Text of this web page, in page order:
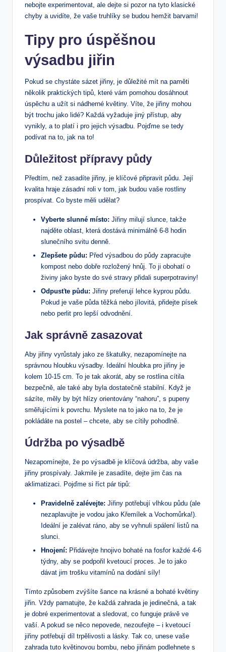
nebojte experimentovat, ale dejte si pozor na tyto klasické
chyby a uvidíte, že vaše truhlíky se budou hemžit barvami!
Tipy pro úspěšnou
výsadbu jiřin
Pokud se chystáte sázet jiřiny, je důležité mít na paměti
několik praktických tipů, které vám pomohou dosáhnout
úspěchu a užít si nádherné květiny. Víte, že jiřiny mohou
být trochu jako lidé? Každá vyžaduje jiný přístup, aby
vynikly, a to platí i pro jejich výsadbu. Pojďme se tedy
podívat na to, jak na to!
Důležitost přípravy půdy
Předtím, než zasadíte jiřiny, je klíčové připravit půdu. Její
kvalita hraje zásadní roli v tom, jak budou vaše rostliny
prospívat. Co byste měli udělat?
Vyberte slunné místo: Jiřiny milují slunce, takže
najděte oblast, která dostává minimálně 6-8 hodin
slunečního svitu denně.
Zlepšete půdu: Před výsadbou do půdy zapracujte
kompost nebo dobře rozložený hnůj. To ji obohatí o
živiny jako byste do své stravy přidali superpotraviny!
Odpusťte půdu: Jiřiny preferují lehce kyprou půdu.
Pokud je vaše půda těžká nebo jílovitá, přidejte písek
nebo perlit pro lepší odvodnění.
Jak správně zasazovat
Aby jiřiny vyrůstaly jako ze škatulky, nezapomínejte na
správnou hloubku výsadby. Ideální hloubka pro jiřiny je
kolem 10-15 cm. To je tak akorát, aby se rostlina cítila
bezpečně, ale také aby byla dostatečně stabilní. Když je
sázíte, měly by být hlízy orientovány “nahoru”, s pupeny
směřujícími k povrchu. Myslete na to jako na to, že je
pokládáte na postel – chcete, aby se cítily pohodlně.
Údržba po výsadbě
Nezapomínejte, že po výsadbě je klíčová údržba, aby vaše
jiřiny prospívaly. Jakmile je zasadíte, dejte jim čas na
aklimatizaci. Pojďme si říct pár tipů:
Pravidelně zalévejte: Jiřiny potřebují vlhkou půdu (ale
nezaplavujte je vodou jako Křemílek a Vochomůrka!).
Ideální je zalévat ráno, aby se vyhnuli spálení listů na
slunci.
Hnojení: Přidávejte hnojivo bohaté na fosfor každé 4-6
týdny, aby se podpořil kvetoucí proces. Je to jako
dávat jim trošku vitamínů na dodání síly!
Tímto způsobem zvýšíte šance na krásné a bohaté květiny
jiřin. Vždy pamatujte, že každá zahrada je jedinečná, a tak
je dobré experimentovat a sledovat, co funguje právě ve
vaší. A pokud se něco nepovede, nezoufejte – i kvetoucí
jiřiny potřebují díl trpělivosti a lásky. Tak co, unese vaše
zahrada tuto květinovou bombu, nebo jiřinám podlehnete s